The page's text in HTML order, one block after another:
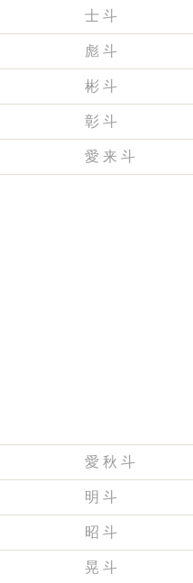
士 斗
彪 斗
彬 斗
彰 斗
愛 来 斗
愛 秋 斗
明 斗
昭 斗
晃 斗